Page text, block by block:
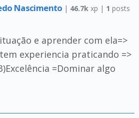
Nascimento | 46.7k xp | 1 posts
e aprender com ela=>
experiencia praticando =>
=Dominar algo